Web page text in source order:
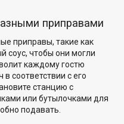
приправами
приправы, такие как
соус, чтобы они могли
каждому гостю
соответствии с его
станцию с
или бутылочками для
подавать.